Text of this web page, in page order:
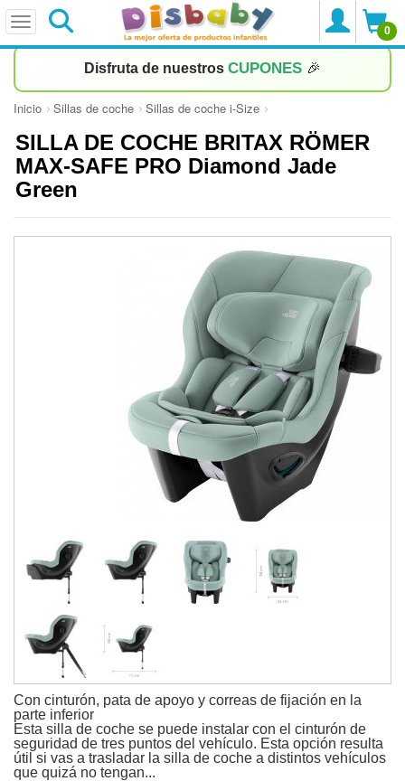
0
Disfruta de nuestros CUPONES 🎉
Inicio Sillas de coche Sillas de coche i-Size
SILLA DE COCHE BRITAX RÖMER
MAX-SAFE PRO Diamond Jade
Green
Con cinturón, pata de apoyo y correas de fijación en la
parte inferior
Esta silla de coche se puede instalar con el cinturón de
seguridad de tres puntos del vehículo. Esta opción resulta
útil si vas a trasladar la silla de coche a distintos vehículos
que quizá no tengan...